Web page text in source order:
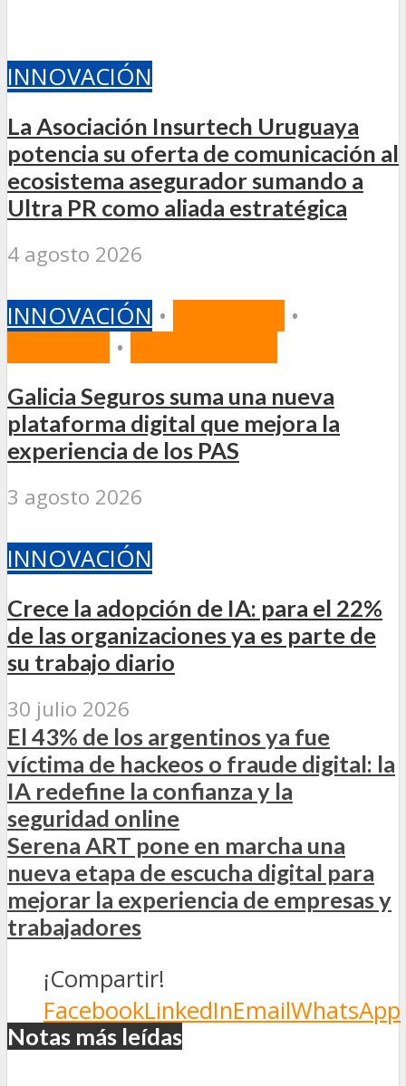
INNOVACIÓN
La Asociación Insurtech Uruguaya
potencia su oferta de comunicación al
ecosistema asegurador sumando a
Ultra PR como aliada estratégica
4 agosto 2026
INNOVACIÓN •
•
•
Galicia Seguros suma una nueva
plataforma digital que mejora la
experiencia de los PAS
3 agosto 2026
INNOVACIÓN
Crece la adopción de IA: para el 22%
de las organizaciones ya es parte de
su trabajo diario
30 julio 2026
El 43% de los argentinos ya fue
víctima de hackeos o fraude digital: la
IA redefine la confianza y la
seguridad online
Serena ART pone en marcha una
nueva etapa de escucha digital para
mejorar la experiencia de empresas y
trabajadores
¡Compartir!
FacebookLinkedInEmailWhatsApp
Notas más leídas